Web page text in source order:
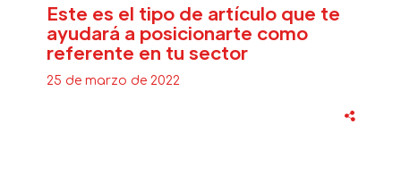
Este es el tipo de artículo que te
ayudará a posicionarte como
referente en tu sector
25 de marzo de 2022